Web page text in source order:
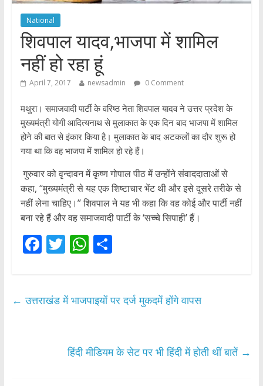
National
शिवपाल यादव,भाजपा में शामिल
नहीं हो रहा हूं
April 7, 2017 newsadmin 0 Comment
मथुरा। समाजवादी पार्टी के वरिष्ठ नेता शिवपाल यादव ने उत्तर प्रदेश के
मुख्यमंत्री योगी आदित्यनाथ से मुलाकात के एक दिन बाद भाजपा में शामिल
होने की बात से इंकार किया है। मुलाकात के बाद अटकलों का दौर शुरू हो
गया था कि वह भाजपा में शामिल हो रहे हैं।
गुरुवार को वृन्दावन में कृष्ण गोपाल पीठ में उन्होंने संवाददाताओं से
कहा, ‘‘मुख्यमंत्री से यह एक शिष्टाचार भेंट थी और इसे दूसरे तरीके से
नहीं लेना चाहिए।’’ शिवपाल ने यह भी कहा कि वह कोई और पार्टी नहीं
बना रहे हैं और वह समाजवादी पार्टी के ‘सच्चे सिपाही’ हैं।
F
b
T
er
W
s
p
S
e
← उत्तराखंड में भाजपाइयों पर दर्ज मुकदमें होंगे वापस
हिंदी मीडियम के सेट पर भी हिंदी में होती थीं बातें →